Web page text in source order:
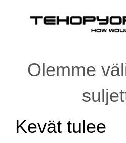
Olemme
Kevät tulee